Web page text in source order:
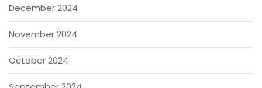
December 2024
November 2024
October 2024